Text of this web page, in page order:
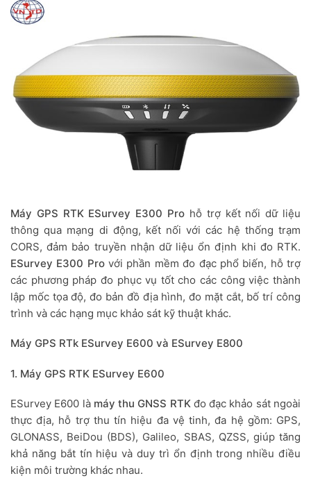
Máy GPS RTK ESurvey E300 Pro hỗ trợ kết nối dữ liệu
thông qua mạng di động, kết nối với các hệ thống trạm
CORS, đảm bảo truyền nhận dữ liệu ổn định khi đo RTK.
ESurvey E300 Provới phần mềm đo đạc phổ biến, hỗ trợ
các phương pháp đo phục vụ tốt cho các công việc thành
lập mốc tọa độ, đo bản đồ địa hình, đo mặt cắt, bố trí công
trình và các hạng mục khảo sát kỹ thuật khác.
Máy GPS RTk ESurvey E600 và ESurvey E800
1. Máy GPS RTK ESurvey E600
ESurvey E600 làmáy thu GNSS RTKđo đạc khảo sát ngoài
thực địa, hỗ trợ thu tín hiệu đa vệ tinh, đa hệ gồm: GPS,
GLONASS, BeiDou (BDS), Galileo, SBAS, QZSS, giúp tăng
khả năng bắt tín hiệu và duy trì ổn định trong nhiều điều
kiện môi trường khác nhau.